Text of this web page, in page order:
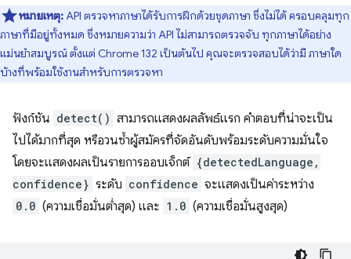
หมายเหตุ:API ตรวจหาภาษาได้รับการฝึกด้วยชุดภาษา ซึ่งไม่ได้ ครอบคลุมทุก
ภาษาที่มีอยู่ทั้งหมด ซึ่งหมายความว่า API ไม่สามารถตรวจจับ ทุกภาษาได้อย่าง
แม่นยำสมบูรณ์ ตั้งแต่ Chrome 132 เป็นต้นไป คุณจะตรวจสอบได้ว่ามี ภาษาใด
บ้างที่พร้อมใช้งานสำหรับการตรวจหา
ฟังก์ชัน detect() สามารถแสดงผลลัพธ์แรก คำตอบที่น่าจะเป็น
ไปได้มากที่สุด หรือวนซ้ำผู้สมัครที่จัดอันดับพร้อมระดับความมั่นใจ
โดยจะแสดงผลเป็นรายการออบเจ็กต์ {detectedLanguage,
confidence} ระดับ confidence จะแสดงเป็นค่าระหว่าง
0.0 (ความเชื่อมั่นต่ำสุด) และ 1.0 (ความเชื่อมั่นสูงสุด)